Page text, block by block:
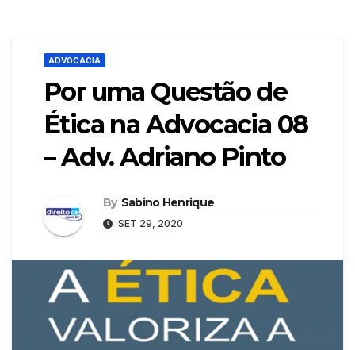
ADVOCACIA
Por uma Questão de
Ética na Advocacia 08
– Adv. Adriano Pinto
By Sabino Henrique
SET 29, 2020